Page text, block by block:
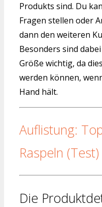
Produkts sind. Du
Fragen stellen oder
dann den weiteren
Besonders sind
Größe wichtig, da
werden können,
Hand hält.
Auflistung:
Raspeln (Test)
Die